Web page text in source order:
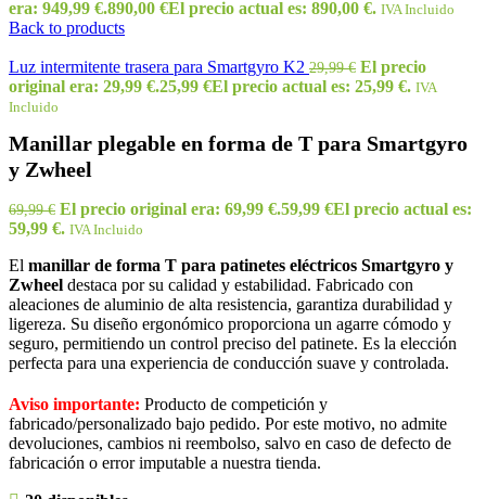
era: 949,99 €.890,00 €El precio actual es: 890,00 €. IVA Incluido
Back to products
Luz intermitente trasera para Smartgyro K2 29,99€ El precio
original era: 29,99 €.25,99 €El precio actual es: 25,99 €. IVA
Incluido
Manillar plegable en forma de T para Smartgyro
y Zwheel
69,99€ El precio original era: 69,99 €.59,99 €El precio actual es:
59,99 €. IVA Incluido
El manillar de forma T para patinetes eléctricos Smartgyro y
Zwheel destaca por su calidad y estabilidad. Fabricado con
aleaciones de aluminio de alta resistencia, garantiza durabilidad y
ligereza. Su diseño ergonómico proporciona un agarre cómodo y
seguro, permitiendo un control preciso del patinete. Es la elección
perfecta para una experiencia de conducción suave y controlada.
Aviso importante: Producto de competición y
fabricado/personalizado bajo pedido. Por este motivo, no admite
devoluciones, cambios ni reembolso, salvo en caso de defecto de
fabricación o error imputable a nuestra tienda.